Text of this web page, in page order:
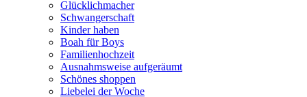
Glücklichmacher
Schwangerschaft
Kinder haben
Boah für Boys
Familienhochzeit
Ausnahmsweise aufgeräumt
Schönes shoppen
Liebelei der Woche